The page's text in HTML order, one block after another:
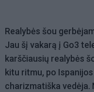
Realybės šou
Jau šį vakarą į Go3
karščiausių realybės
kitu ritmu, po
charizmatiška vedėja.